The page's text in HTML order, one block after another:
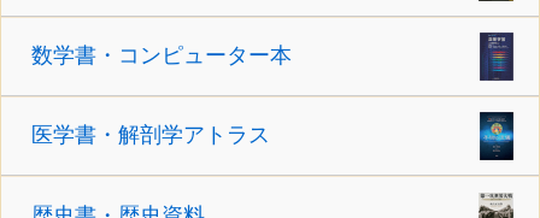
数学書・コンピューター本
医学書・解剖学アトラス